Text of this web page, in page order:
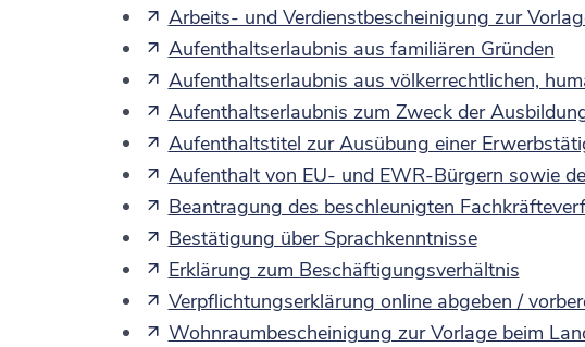
Arbeits- und Verdienstbescheinigung zur
Aufenthaltserlaubnis aus familiären Gründen
Aufenthaltserlaubnis aus völkerrechtlichen,
Aufenthaltserlaubnis zum Zweck der
Aufenthaltstitel zur Ausübung einer
Aufenthalt von EU- und EWR-Bürgern sowie
Beantragung des beschleunigten
Bestätigung über Sprachkenntnisse
Erklärung zum Beschäftigungsverhältnis
Verpflichtungserklärung online abgeben /
Wohnraumbescheinigung zur Vorlage beim